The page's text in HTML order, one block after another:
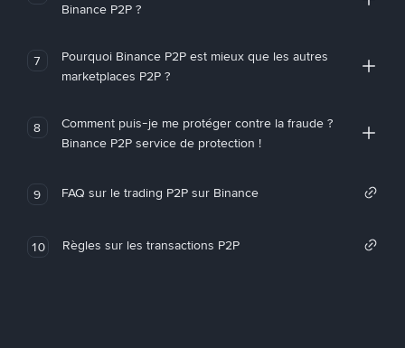
Binance P2P ?
7
Pourquoi Binance P2P est mieux que les autres
marketplaces P2P ?
8
Comment puis-je me protéger contre la fraude ?
Binance P2P service de protection !
9 FAQ sur le trading P2P sur Binance
10 Règles sur les transactions P2P